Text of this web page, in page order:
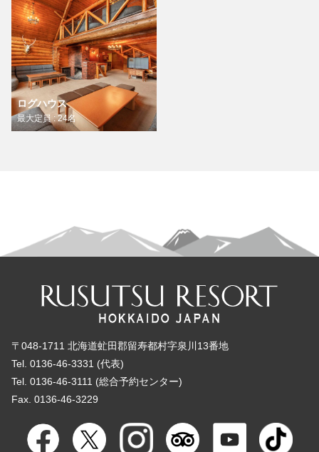
ログハウス
最大定員 : 24名
〒048-1711 北海道虻田郡留寿都村字泉川13番地
Tel. 0136-46-3331 (代表)
Tel. 0136-46-3111 (総合予約センター)
Fax. 0136-46-3229